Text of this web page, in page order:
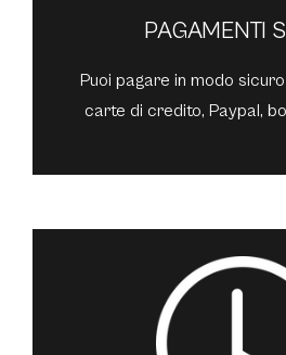
PAGAMENTI
Puoi pagare in modo
carte di credito, Paypal,